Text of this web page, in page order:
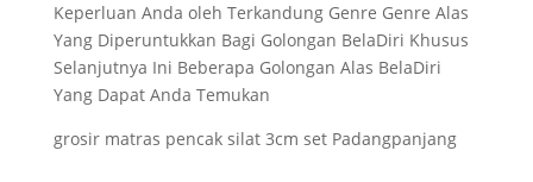
Keperluan Anda oleh Terkandung Genre Genre Alas
Yang Diperuntukkan Bagi Golongan BelaDiri Khusus
Selanjutnya Ini Beberapa Golongan Alas BelaDiri
Yang Dapat Anda Temukan
grosir matras pencak silat 3cm set Padangpanjang